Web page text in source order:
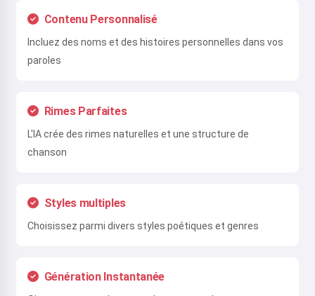
Contenu Personnalisé
Incluez des noms et des histoires personnelles dans vos
paroles
Rimes Parfaites
L'IA crée des rimes naturelles et une structure de
chanson
Styles multiples
Choisissez parmi divers styles poétiques et genres
Génération Instantanée